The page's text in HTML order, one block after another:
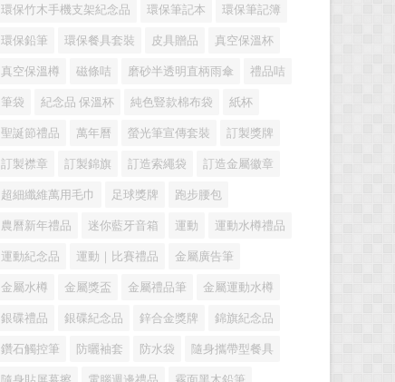
環保竹木手機支架紀念品 環保筆記本 環保筆記簿
環保鉛筆 環保餐具套裝 皮具贈品 真空保溫杯
真空保溫樽 磁條咭 磨砂半透明直柄雨傘 禮品咭
筆袋 紀念品 保溫杯 純色豎款棉布袋 紙杯
聖誕節禮品 萬年曆 螢光筆宣傳套裝 訂製獎牌
訂製襟章 訂製錦旗 訂造索繩袋 訂造金屬徽章
超細纖維萬用毛巾 足球獎牌 跑步腰包
農曆新年禮品 迷你藍牙音箱 運動 運動水樽禮品
運動紀念品 運動｜比賽禮品 金屬廣告筆
金屬水樽 金屬獎盃 金屬禮品筆 金屬運動水樽
銀碟禮品 銀碟紀念品 鋅合金獎牌 錦旗紀念品
鑽石觸控筆 防曬袖套 防水袋 隨身攜帶型餐具